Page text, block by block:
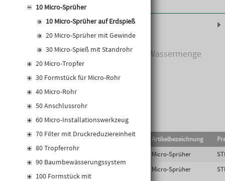
10 Micro-Sprüher
10 Micro-Sprüher auf Erdspieß
20 Micro-Sprüher mit Gewinde
30 Micro-Spieß mit Standrohr
20 Micro-Tropfer
30 Formstück für Micro-Rohr
40 Micro-Rohr
50 Anschlussrohr
60 Micro-Installationswerkzeug
70 Filter mit Druckreduziereinheit
80 Tropferrohr
90 Baumbewässerungssystem
100 Formstück mit
Produktinformationen
Kunststoff, mit einstellbarer Wassermenge
Artikelbezeichnung
9005555997233
Micro-Sprüher
Micro-Sprüher